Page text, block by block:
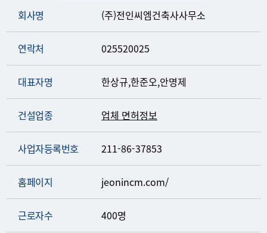
회사명 (주)전인씨엠건축사사무소
연락처 025520025
대표자명 한상규,한준오,안명제
건설업종 업체 면허정보
사업자등록번호 211-86-37853
홈페이지 jeonincm.com/
근로자수 400명